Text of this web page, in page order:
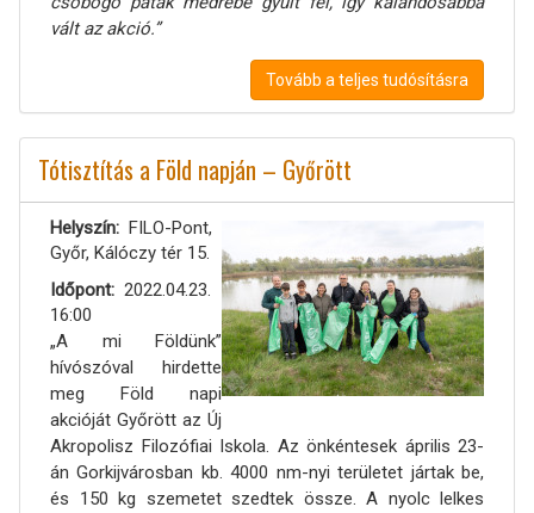
vált az akció.”
Tovább a teljes tudósításra
Tótisztítás a Föld napján – Győrött
Helyszín
FILO-Pont,
Győr, Kálóczy tér 15.
Időpont
2022.04.23.
16:00
„A mi Földünk”
hívószóval hirdette
meg Föld napi
akcióját Győrött az Új
Akropolisz Filozófiai Iskola. Az önkéntesek április 23-
án Gorkijvárosban kb. 4000 nm-nyi területet jártak be,
és 150 kg szemetet szedtek össze. A nyolc lelkes